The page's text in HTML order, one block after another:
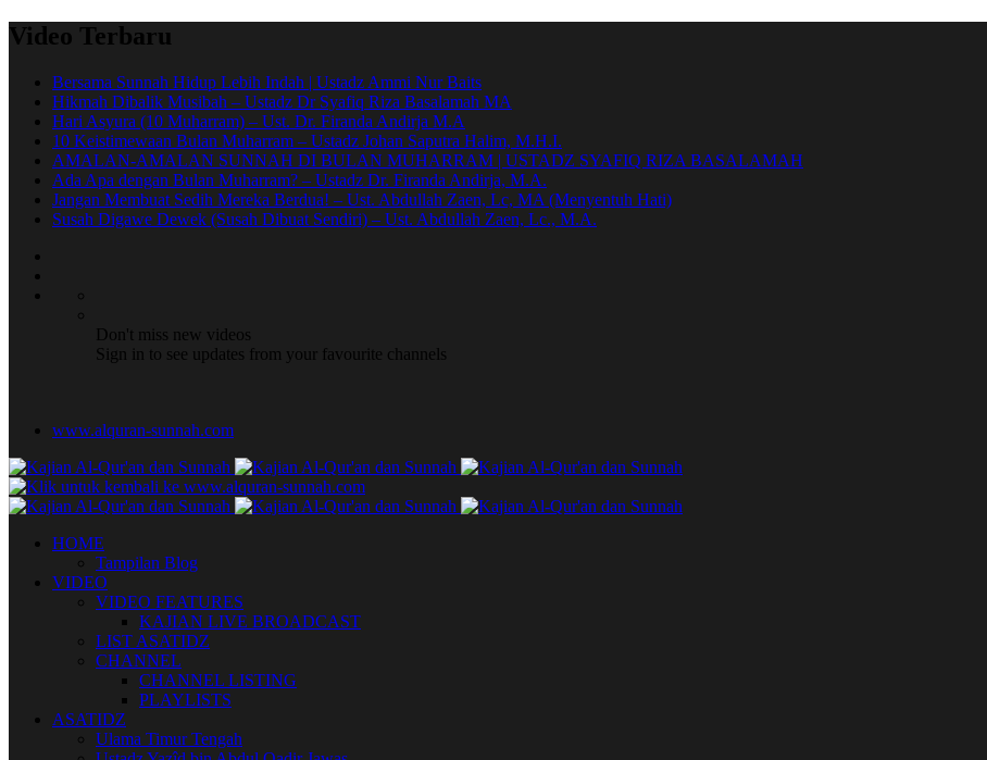
Video Terbaru
Bersama Sunnah Hidup Lebih Indah | Ustadz Ammi Nur Baits
Hikmah Dibalik Musibah – Ustadz Dr Syafiq Riza Basalamah MA
Hari Asyura (10 Muharram) – Ust. Dr. Firanda Andirja M.A
10 Keistimewaan Bulan Muharram – Ustadz Johan Saputra Halim, M.H.I.
AMALAN-AMALAN SUNNAH DI BULAN MUHARRAM | USTADZ SYAFIQ RIZA BASALAMAH
Ada Apa dengan Bulan Muharram? – Ustadz Dr. Firanda Andirja, M.A.
Jangan Membuat Sedih Mereka Berdua! – Ust. Abdullah Zaen, Lc, MA (Menyentuh Hati)
Susah Digawe Dewek (Susah Dibuat Sendiri) – Ust. Abdullah Zaen, Lc., M.A.
Don't miss new videos
Sign in to see updates from your favourite channels
www.alquran-sunnah.com
HOME
Tampilan Blog
VIDEO
VIDEO FEATURES
KAJIAN LIVE BROADCAST
LIST ASATIDZ
CHANNEL
CHANNEL LISTING
PLAYLISTS
ASATIDZ
Ulama Timur Tengah